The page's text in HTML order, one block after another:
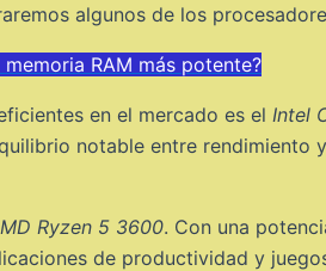
algunos de los
memoria RAM más potente?
en el mercado es el Intel
notable entre rendimiento
Ryzen 5 3600. Con una
de productividad y